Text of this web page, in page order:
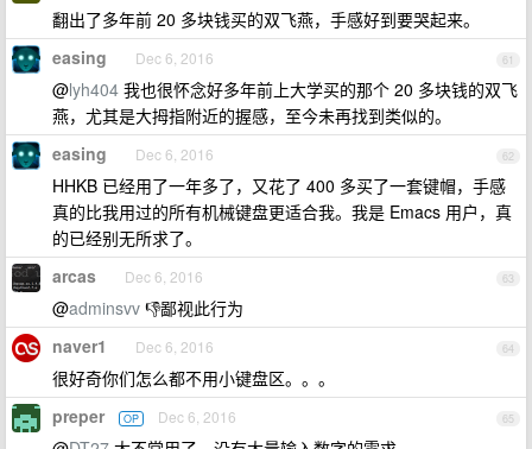
翻出了多年前 20 多块钱买的双飞燕，手感好到要哭起来。
61
easing Dec 6, 2016
@lyh404 我也很怀念好多年前上大学买的那个 20 多块钱的双飞
燕，尤其是大拇指附近的握感，至今未再找到类似的。
62
easing Dec 6, 2016
HHKB 已经用了一年多了，又花了 400 多买了一套键帽，手感
真的比我用过的所有机械键盘更适合我。我是 Emacs 用户，真
的已经别无所求了。
63
arcas Dec 6, 2016
@adminsvv 👎鄙视此行为
64
naver1 Dec 6, 2016
很好奇你们怎么都不用小键盘区。。。
65
preper OP Dec 6, 2016